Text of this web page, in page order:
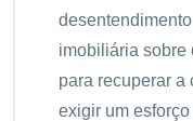
imobiliária sobre
para recuperar a
exigir um